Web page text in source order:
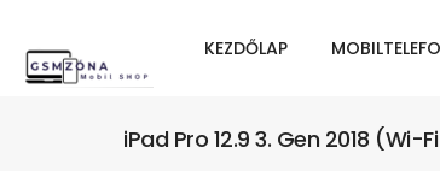
KEZDŐLAP
iPad Pro 12.9 3. Gen 2018